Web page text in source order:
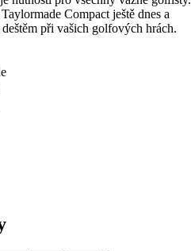
Compact ještě dnes a
při vašich golfových hrách.